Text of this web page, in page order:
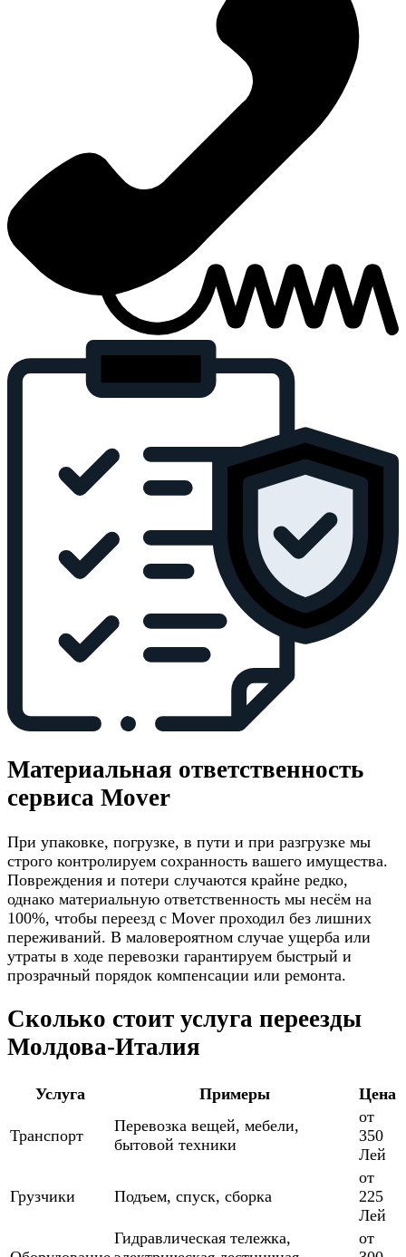
Материальная ответственность
сервиса Mover
При упаковке, погрузке, в пути и при разгрузке мы
строго контролируем сохранность вашего имущества.
Повреждения и потери случаются крайне редко,
однако материальную ответственность мы несём на
100%, чтобы переезд с Mover проходил без лишних
переживаний. В маловероятном случае ущерба или
утраты в ходе перевозки гарантируем быстрый и
прозрачный порядок компенсации или ремонта.
Сколько стоит услуга переезды
Молдова-Италия
Услуга Примеры Цена
Транспорт
Перевозка вещей, мебели,
бытовой техники
от
350
Лей
Грузчики Подъем, спуск, сборка
от
225
Лей
Гидравлическая тележка,
от